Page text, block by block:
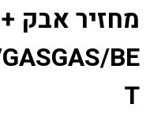
מחזיר אבק
BE
T